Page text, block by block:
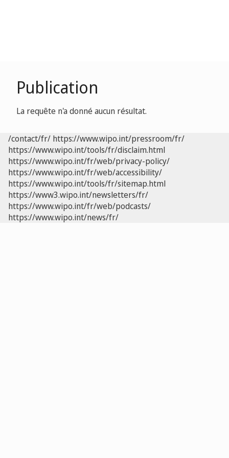
Publication
La requête n'a donné aucun résultat.
/contact/fr/ https://www.wipo.int/pressroom/fr/
https://www.wipo.int/tools/fr/disclaim.html
https://www.wipo.int/fr/web/privacy-policy/
https://www.wipo.int/fr/web/accessibility/
https://www.wipo.int/tools/fr/sitemap.html
https://www3.wipo.int/newsletters/fr/
https://www.wipo.int/fr/web/podcasts/
https://www.wipo.int/news/fr/